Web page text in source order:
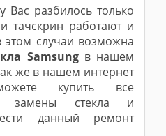
Вас разбилось только
тачскрин работают и
этом случаи возможна
Samsungв нашем
же в нашем интернет
купить все
замены стекла и
данный ремонт